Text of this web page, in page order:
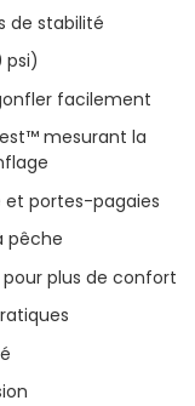
de stabilité
psi)
facilement
mesurant la
et portes-pagaies
pêche
plus de confort